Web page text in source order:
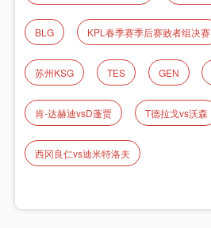
BLG KPL春季赛季后赛败者组决赛
苏州KSG TES GEN
肯-达赫迪vsD蓬贾 T德拉戈vs沃森
西冈良仁vs迪米特洛夫